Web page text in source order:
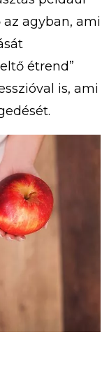
agyban, ami
étrend”
is, ami